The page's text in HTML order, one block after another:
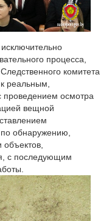
процесса,
комитета
реальным,
проведением осмотра
вещной
обнаружению,
с последующим